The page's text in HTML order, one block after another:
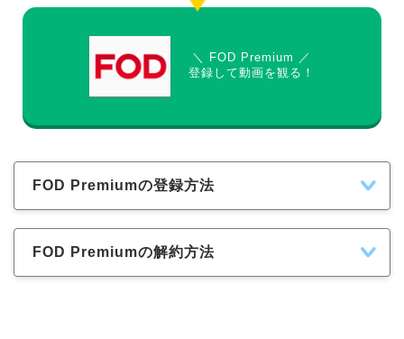
＼ FOD Premium ／
登録して動画を観る！
FOD Premiumの登録方法
FOD Premiumの解約方法